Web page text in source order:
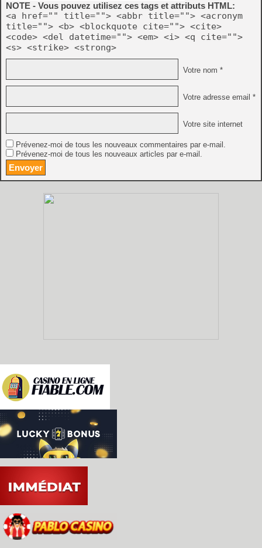
NOTE - Vous pouvez utilisez ces tags et attributs HTML:
<a href="" title=""> <abbr title=""> <acronym
title=""> <b> <blockquote cite=""> <cite>
<code> <del datetime=""> <em> <i> <q cite="">
<s> <strike> <strong>
Votre nom *
Votre adresse email *
Votre site internet
Prévenez-moi de tous les nouveaux commentaires par e-mail.
Prévenez-moi de tous les nouveaux articles par e-mail.